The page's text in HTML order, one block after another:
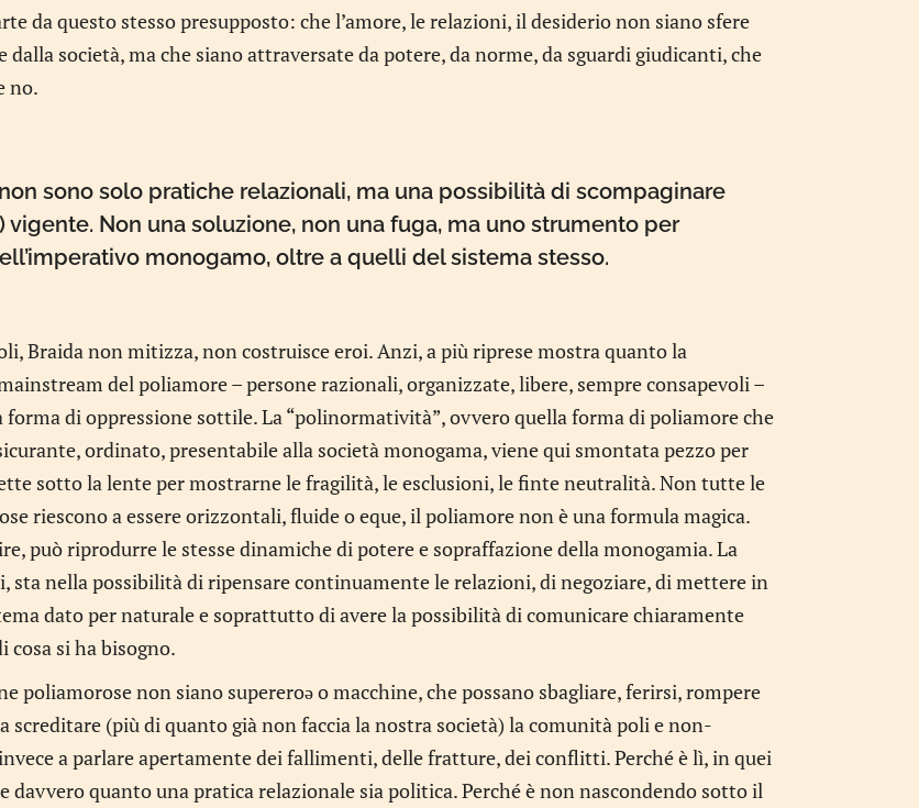
da questo stesso presupposto: che l’amore, le relazioni, il desiderio non siano sfere
dalla società, ma che siano attraversate da potere, da norme, da sguardi giudicanti, che
no.
sono solo pratiche relazionali, ma una possibilità di scompaginare
vigente. Non una soluzione, non una fuga, ma uno strumento per
monogamo, oltre a quelli del sistema stesso.
Braida non mitizza, non costruisce eroi. Anzi, a più riprese mostra quanto la
del poliamore – persone razionali, organizzate, libere, sempre consapevoli –
forma di oppressione sottile. La “polinormatività”, ovvero quella forma di poliamore che
ordinato, presentabile alla società monogama, viene qui smontata pezzo per
sotto la lente per mostrarne le fragilità, le esclusioni, le finte neutralità. Non tutte le
riescono a essere orizzontali, fluide o eque, il poliamore non è una formula magica.
può riprodurre le stesse dinamiche di potere e sopraffazione della monogamia. La
sta nella possibilità di ripensare continuamente le relazioni, di negoziare, di mettere in
dato per naturale e soprattutto di avere la possibilità di comunicare chiaramente
cosa si ha bisogno.
poliamorose non siano supereroə o macchine, che possano sbagliare, ferirsi, rompere
screditare (più di quanto già non faccia la nostra società) la comunità poli e non-
a parlare apertamente dei fallimenti, delle fratture, dei conflitti. Perché è lì, in quei
davvero quanto una pratica relazionale sia politica. Perché è non nascondendo sotto il